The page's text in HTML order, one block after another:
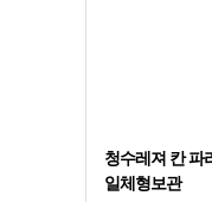
청수레져 칸 파
일체형보관